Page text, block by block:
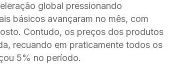
global pressionando
básicos avançaram no mês, com
Contudo, os preços dos produtos
recuando em praticamente todos os
5% no período.